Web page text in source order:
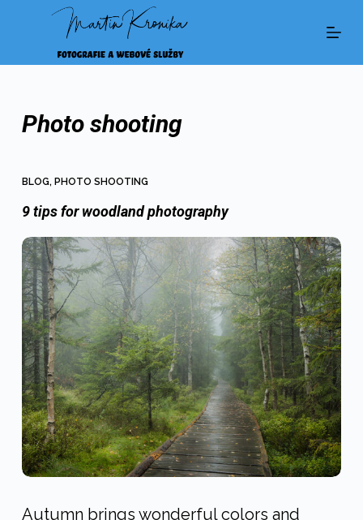
c
o
n
e
n
Photo shooting
BLOG, PHOTO SHOOTING
9 tips for woodland photography
Autumn brings wonderful colors and